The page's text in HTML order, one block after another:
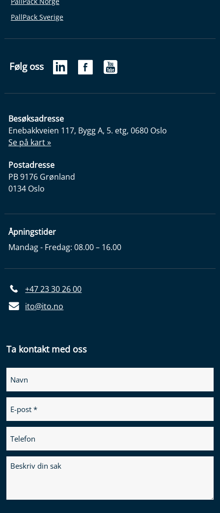
PallPack Sverige
Følg oss
Besøksadresse
Enebakkveien 117, Bygg A, 5. etg, 0680 Oslo
Se på kart »
Postadresse
PB 9176 Grønland
0134 Oslo
Åpningstider
Mandag - Fredag: 08.00 – 16.00
+47 23 30 26 00
ito@ito.no
Ta kontakt med oss